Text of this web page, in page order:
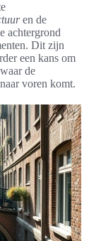
en de
achtergrond
Dit zijn
een kans om
de
voren komt.